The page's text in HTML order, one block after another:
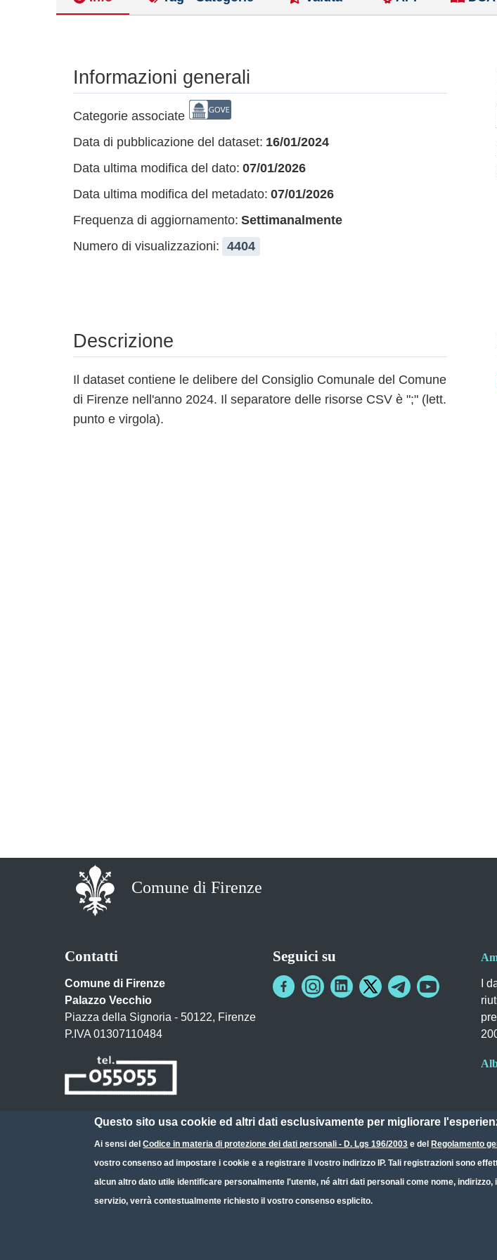
Informazioni generali
Categorie associate
Data di pubblicazione del dataset: 16/01/2024
Data ultima modifica del dato: 07/01/2026
Data ultima modifica del metadato: 07/01/2026
Frequenza di aggiornamento: Settimanalmente
Numero di visualizzazioni: 4404
Descrizione
Il dataset contiene le delibere del Consiglio Comunale del Comune
di Firenze nell'anno 2024. Il separatore delle risorse CSV è ";" (lett.
punto e virgola).
Comune di Firenze
Contatti
Comune di Firenze
Palazzo Vecchio
Piazza della Signoria - 50122, Firenze
P.IVA 01307110484
Posta Elettronica Certificata
Seguici su
I
Small prints
Useful links section
Questo sito usa cookie ed altri dati esclusivamente per migliorare
Ai sensi delCodice in materia di protezione dei dati personali - D. Lgs 196/2003 e del Regolamento
vostro consenso ad impostare i cookie e a registrare il vostro indirizzo IP. Tali registrazioni sono
alcun altro dato utile identificare personalmente l'utente, né altri dati personali come nome,
servizio, verrà contestualmente richiesto il vostro consenso esplicito.